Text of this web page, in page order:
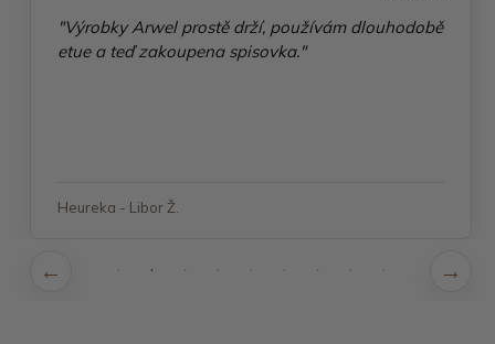
"Výrobky Arwel prostě drží, používám dlouhodobě
etue a teď zakoupena spisovka."
Heureka - Libor Ž.